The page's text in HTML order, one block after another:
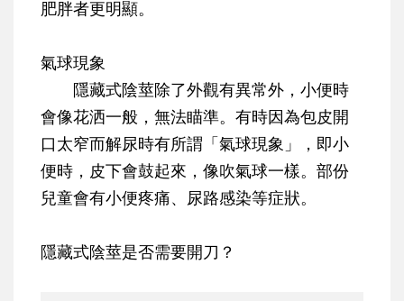
肥胖者更明顯。
氣球現象
隱藏式陰莖除了外觀有異常外，小便時
會像花洒一般，無法瞄準。有時因為包皮開
口太窄而解尿時有所謂「氣球現象」，即小
便時，皮下會鼓起來，像吹氣球一樣。部份
兒童會有小便疼痛、尿路感染等症狀。
隱藏式陰莖是否需要開刀？